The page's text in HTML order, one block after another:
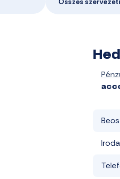
Iroda